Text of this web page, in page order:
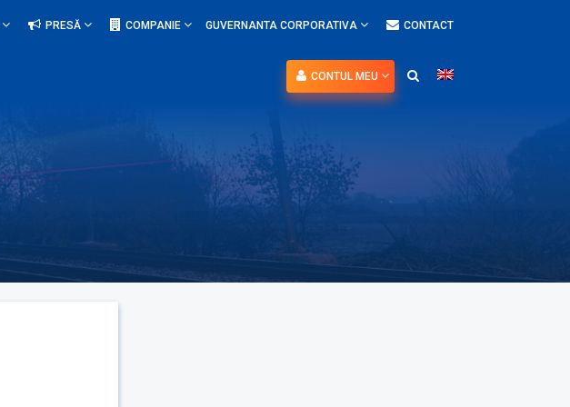
PRESĂ COMPANIE GUVERNANTA CORPORATIVA CONTACT
CONTUL MEU